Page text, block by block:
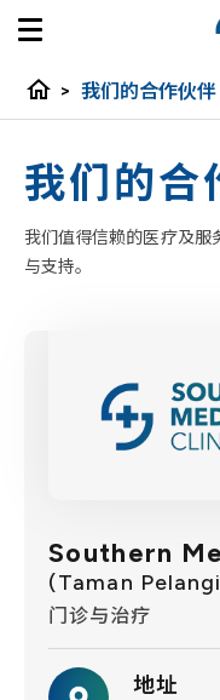
home > 我们的合作伙伴
我们的合
我们值得信赖的医疗及服
与支持。
Southern
(Taman
门诊与治疗
地址